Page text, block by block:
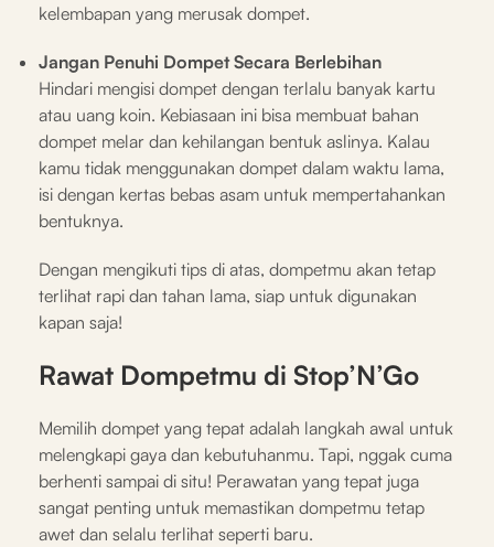
kelembapan yang merusak dompet.
Jangan Penuhi Dompet Secara Berlebihan
Hindari mengisi dompet dengan terlalu banyak kartu
atau uang koin. Kebiasaan ini bisa membuat bahan
dompet melar dan kehilangan bentuk aslinya. Kalau
kamu tidak menggunakan dompet dalam waktu lama,
isi dengan kertas bebas asam untuk mempertahankan
bentuknya.
Dengan mengikuti tips di atas, dompetmu akan tetap
terlihat rapi dan tahan lama, siap untuk digunakan
kapan saja!
Rawat Dompetmu di Stop’N’Go
Memilih dompet yang tepat adalah langkah awal untuk
melengkapi gaya dan kebutuhanmu. Tapi, nggak cuma
berhenti sampai di situ! Perawatan yang tepat juga
sangat penting untuk memastikan dompetmu tetap
awet dan selalu terlihat seperti baru.